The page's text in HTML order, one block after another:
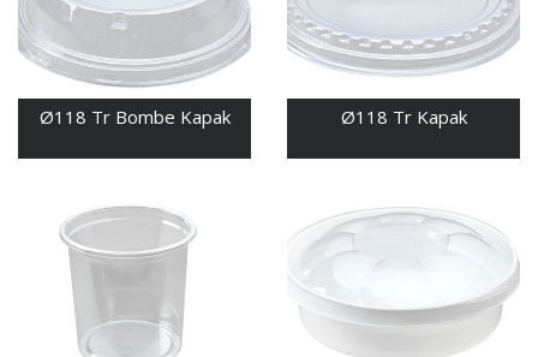
Ø118 Tr Bombe Kapak Ø118 Tr Kapak